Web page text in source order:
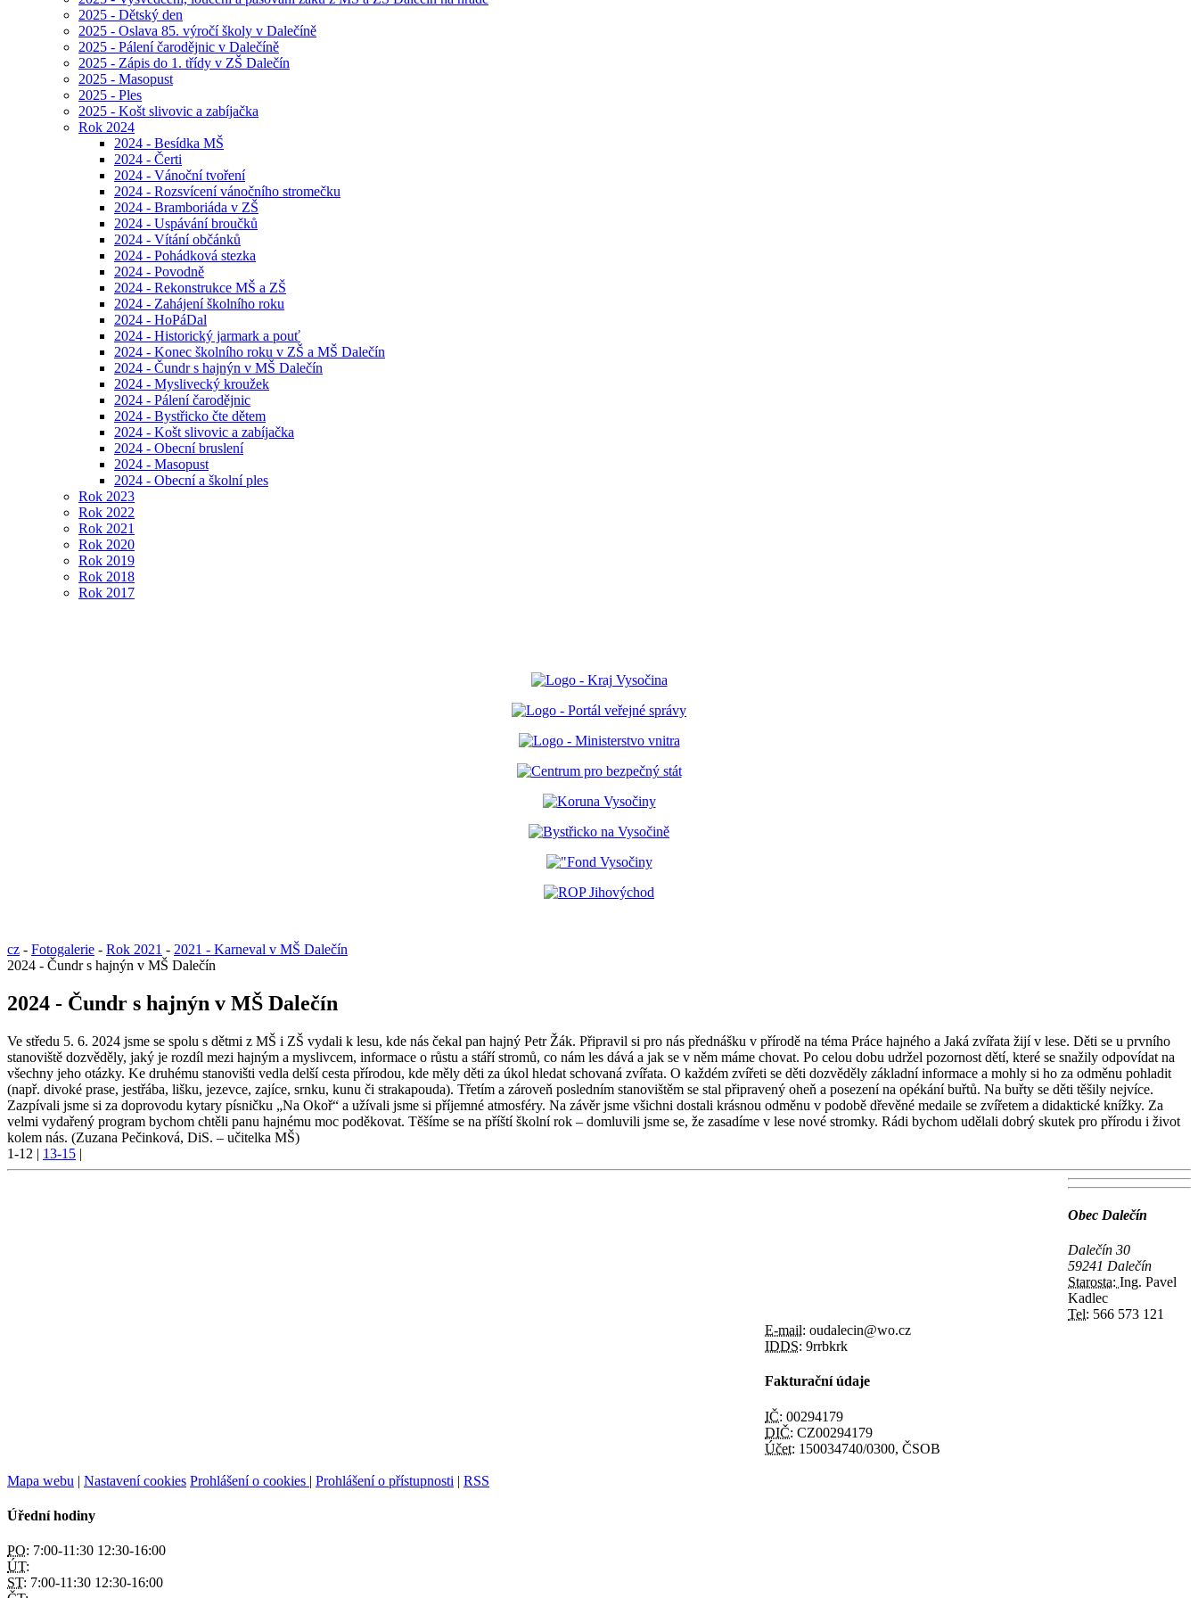
2025 - Dětský den
2025 - Oslava 85. výročí školy v Dalečíně
2025 - Pálení čarodějnic v Dalečíně
2025 - Zápis do 1. třídy v ZŠ Dalečín
2025 - Masopust
2025 - Ples
2025 - Košt slivovic a zabíjačka
Rok 2024
2024 - Besídka MŠ
2024 - Čerti
2024 - Vánoční tvoření
2024 - Rozsvícení vánočního stromečku
2024 - Bramboriáda v ZŠ
2024 - Uspávání broučků
2024 - Vítání občánků
2024 - Pohádková stezka
2024 - Povodně
2024 - Rekonstrukce MŠ a ZŠ
2024 - Zahájení školního roku
2024 - HoPáDal
2024 - Historický jarmark a pouť
2024 - Konec školního roku v ZŠ a MŠ Dalečín
2024 - Čundr s hajnýn v MŠ Dalečín
2024 - Myslivecký kroužek
2024 - Pálení čarodějnic
2024 - Bystřicko čte dětem
2024 - Košt slivovic a zabíjačka
2024 - Obecní bruslení
2024 - Masopust
2024 - Obecní a školní ples
Rok 2023
Rok 2022
Rok 2021
Rok 2020
Rok 2019
Rok 2018
Rok 2017
cz - Fotogalerie - Rok 2021 - 2021 - Karneval v MŠ Dalečín
2024 - Čundr s hajnýn v MŠ Dalečín
2024 - Čundr s hajnýn v MŠ Dalečín
Ve středu 5. 6. 2024 jsme se spolu s dětmi z MŠ i ZŠ vydali k lesu, kde nás čekal pan hajný Petr Žák. Připravil si pro nás přednášku v přírodě na téma Práce hajného a Jaká zvířata žijí v lese. Děti se u prvního
stanoviště dozvěděly, jaký je rozdíl mezi hajným a myslivcem, informace o růstu a stáří stromů, co nám les dává a jak se v něm máme chovat. Po celou dobu udržel pozornost dětí, které se snažily odpovídat na
všechny jeho otázky. Ke druhému stanovišti vedla delší cesta přírodou, kde měly děti za úkol hledat schovaná zvířata. O každém zvířeti se děti dozvěděly základní informace a mohly si ho za odměnu pohladit
(např. divoké prase, jestřába, lišku, jezevce, zajíce, srnku, kunu či strakapouda). Třetím a zároveň posledním stanovištěm se stal připravený oheň a posezení na opékání buřtů. Na buřty se děti těšily nejvíce.
Zazpívali jsme si za doprovodu kytary písničku „Na Okoř“ a užívali jsme si příjemné atmosféry. Na závěr jsme všichni dostali krásnou odměnu v podobě dřevěné medaile se zvířetem a didaktické knížky. Za
velmi vydařený program bychom chtěli panu hajnému moc poděkovat. Těšíme se na příští školní rok – domluvili jsme se, že zasadíme v lese nové stromky. Rádi bychom udělali dobrý skutek pro přírodu i život
kolem nás. (Zuzana Pečinková, DiS. – učitelka MŠ)
1-12 | 13-15 |
Obec Dalečín
Dalečín 30
59241 Dalečín
Starosta: Ing. Pavel
Kadlec
Tel: 566 573 121
E-mail: oudalecin@wo.cz
IDDS: 9rrbkrk
Fakturační údaje
IČ: 00294179
DIČ: CZ00294179
Účet: 150034740/0300, ČSOB
Mapa webu | Nastavení cookies Prohlášení o cookies | Prohlášení o přístupnosti | RSS
Úřední hodiny
PO: 7:00-11:30 12:30-16:00
ÚT:
ST: 7:00-11:30 12:30-16:00